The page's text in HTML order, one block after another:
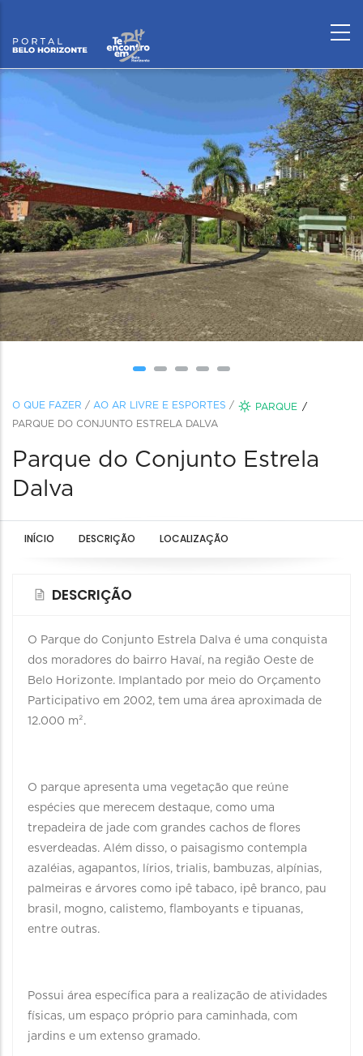
O QUE FAZER / AO AR LIVRE E ESPORTES /
PARQUE
PARQUE DO CONJUNTO ESTRELA DALVA
Parque do Conjunto Estrela
Dalva
INÍCIO DESCRIÇÃO LOCALIZAÇÃO
DESCRIÇÃO
O Parque do Conjunto Estrela Dalva é uma conquista
dos moradores do bairro Havaí, na região Oeste de
Belo Horizonte. Implantado por meio do Orçamento
Participativo em 2002, tem uma área aproximada de
12.000 m².
O parque apresenta uma vegetação que reúne
espécies que merecem destaque, como uma
trepadeira de jade com grandes cachos de flores
esverdeadas. Além disso, o paisagismo contempla
azaléias, agapantos, lírios, trialis, bambuzas, alpínias,
palmeiras e árvores como ipê tabaco, ipê branco, pau
brasil, mogno, calistemo, flamboyants e tipuanas,
entre outras.
Possui área específica para a realização de atividades
físicas, um espaço próprio para caminhada, com
jardins e um extenso gramado.